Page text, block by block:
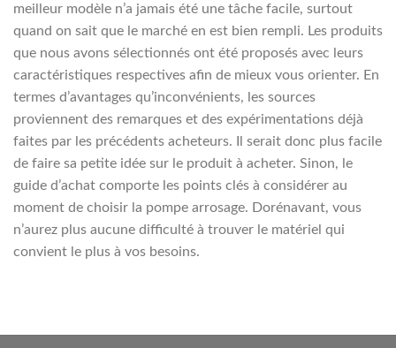
meilleur modèle n’a jamais été une tâche facile, surtout
quand on sait que le marché en est bien rempli. Les produits
que nous avons sélectionnés ont été proposés avec leurs
caractéristiques respectives afin de mieux vous orienter. En
termes d’avantages qu’inconvénients, les sources
proviennent des remarques et des expérimentations déjà
faites par les précédents acheteurs. Il serait donc plus facile
de faire sa petite idée sur le produit à acheter. Sinon, le
guide d’achat comporte les points clés à considérer au
moment de choisir la pompe arrosage. Dorénavant, vous
n’aurez plus aucune difficulté à trouver le matériel qui
convient le plus à vos besoins.